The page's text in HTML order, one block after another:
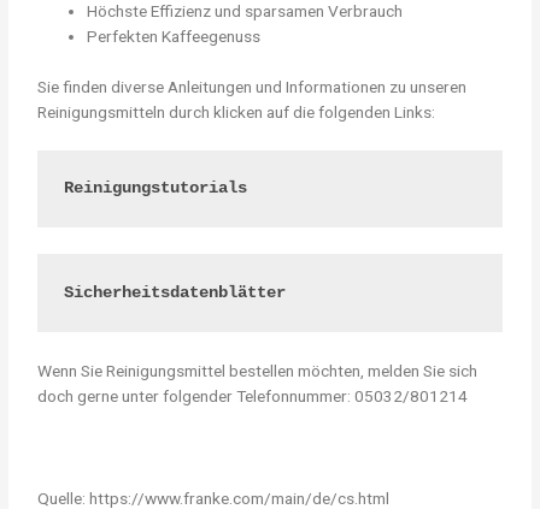
Höchste Effizienz und sparsamen Verbrauch
Perfekten Kaffeegenuss
Sie finden diverse Anleitungen und Informationen zu unseren
Reinigungsmitteln durch klicken auf die folgenden Links:
Reinigungstutorials
Sicherheitsdatenblätter
Wenn Sie Reinigungsmittel bestellen möchten, melden Sie sich
doch gerne unter folgender Telefonnummer: 05032/801214
Quelle: https://www.franke.com/main/de/cs.html